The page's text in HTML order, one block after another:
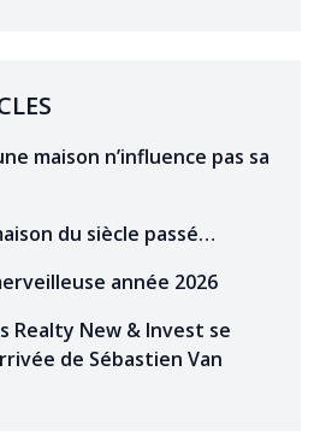
maison n’influence pas sa
du siècle passé…
année 2026
Realty New & Invest se
de Sébastien Van